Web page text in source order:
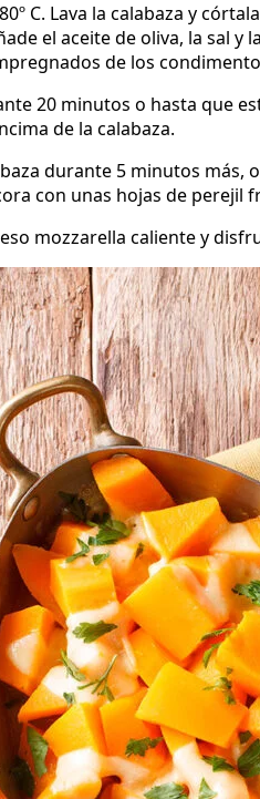
C. Lava la calabaza y
el aceite de oliva, la sal
de los
20 minutos o hasta que
de la calabaza.
durante 5 minutos más,
con unas hojas de perejil
mozzarella caliente y